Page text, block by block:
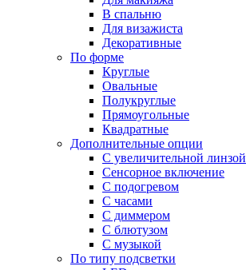
В спальню
Для визажиста
Декоративные
По форме
Круглые
Овальные
Полукруглые
Прямоугольные
Квадратные
Дополнительные опции
C увеличительной линзой
Сенсорное включение
С подогревом
С часами
С диммером
С блютузом
С музыкой
По типу подсветки